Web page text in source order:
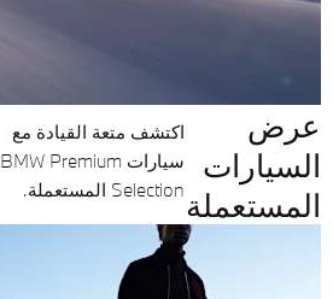
عرض
السيارات
المستعملة
اكتشف متعة القيادة مع
سيارات BMW Premium
Selection المستعملة.